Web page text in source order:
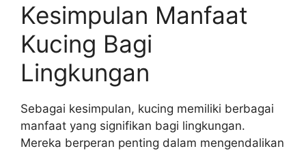
Kesimpulan Manfaat
Kucing Bagi
Lingkungan
Sebagai kesimpulan, kucing memiliki berbagai
manfaat yang signifikan bagi lingkungan.
Mereka berperan penting dalam mengendalikan